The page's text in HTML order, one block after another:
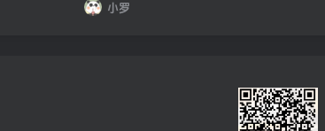
小罗